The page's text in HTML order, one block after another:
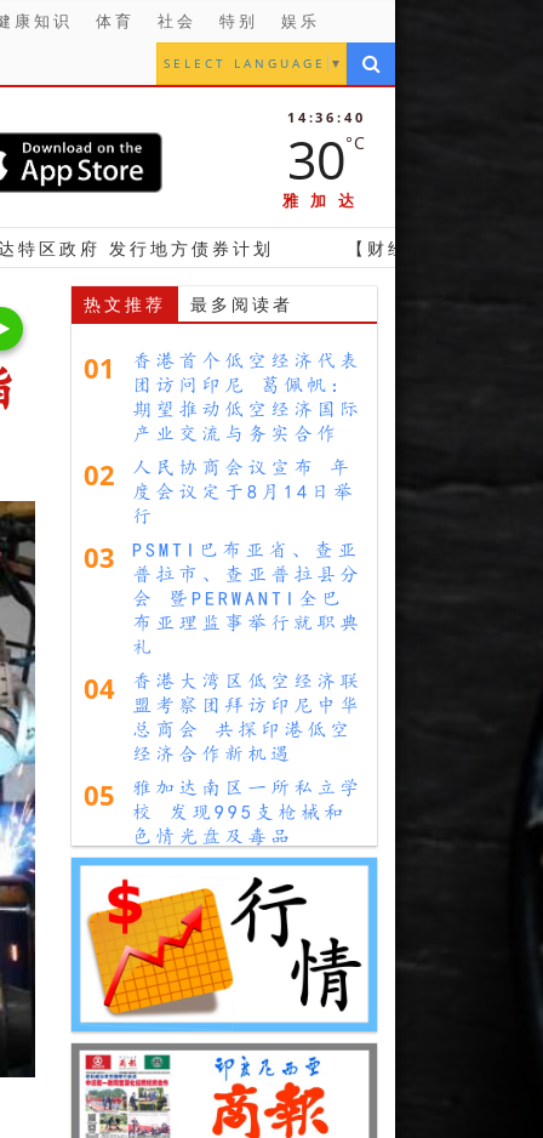
康知识 体育 社会 特别 娱乐
SELECT LANGUAGE ▼
14:36:42
30°C
雅加达
地方债券计划 【财经】 印尼下调镍矿生产配额
热文推荐 最多阅读者
01
香港首个低空经济代表
团访问印尼 葛佩帆：
期望推动低空经济国际
产业交流与务实合作
02
人民协商会议宣布 年
度会议定于8月14日举
行
03
PSMTI巴布亚省、查亚
普拉市、查亚普拉县分
会 暨PERWANTI全巴
布亚理监事举行就职典
礼
04
香港大湾区低空经济联
盟考察团拜访印尼中华
总商会 共探印港低空
经济合作新机遇
05
雅加达南区一所私立学
校 发现995支枪械和
色情光盘及毒品